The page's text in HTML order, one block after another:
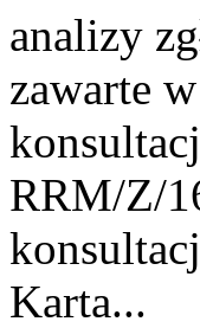
analizy
zawarte
RRM/Z/
Karta...